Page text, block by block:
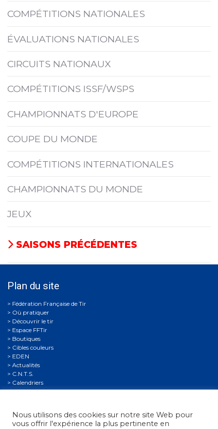
COMPÉTITIONS NATIONALES
ÉVALUATIONS NATIONALES
CIRCUITS NATIONAUX
COMPÉTITIONS ISSF/WSPS
CHAMPIONNATS D'EUROPE
COUPE DU MONDE
COMPÉTITIONS INTERNATIONALES
CHAMPIONNATS DU MONDE
JEUX
SAISONS PRÉCÉDENTES
Plan du site
Où pratiquer
Découvrir le tir
Espace FFTir
Boutiques
Cibles couleurs
EDEN
Actualités
C.N.T.S.
Calendriers
Gestion Sportive
Archives
Espace presse
Nous utilisons des cookies sur notre site Web pour
vous offrir l'expérience la plus pertinente en